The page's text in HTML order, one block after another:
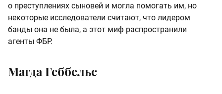
о преступлениях сыновей и могла помогать им, но
некоторые исследователи считают, что лидером
банды она не была, а этот миф распространили
агенты ФБР.
Магда Геббельс